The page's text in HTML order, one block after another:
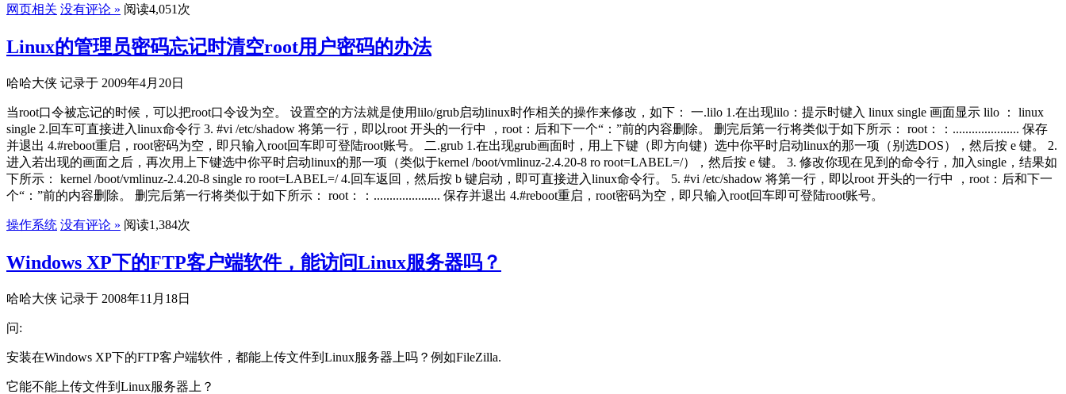
网页相关 没有评论 » 阅读4,051次
Linux的管理员密码忘记时清空root用户密码的办法
哈哈大侠 记录于 2009年4月20日
当root口令被忘记的时候，可以把root口令设为空。 设置空的方法就是使用lilo/grub启动linux时作相关的操作来修改，如下： 一.lilo 1.在出现lilo：提示时键入 linux single 画面显示 lilo ： linux
single 2.回车可直接进入linux命令行 3. #vi /etc/shadow 将第一行，即以root 开头的一行中 ，root：后和下一个“：”前的内容删除。 删完后第一行将类似于如下所示： root：：..................... 保存
并退出 4.#reboot重启，root密码为空，即只输入root回车即可登陆root账号。 二.grub 1.在出现grub画面时，用上下键（即方向键）选中你平时启动linux的那一项（别选DOS），然后按 e 键。 2.
进入若出现的画面之后，再次用上下键选中你平时启动linux的那一项（类似于kernel /boot/vmlinuz-2.4.20-8 ro root=LABEL=/），然后按 e 键。 3. 修改你现在见到的命令行，加入single，结果如
下所示： kernel /boot/vmlinuz-2.4.20-8 single ro root=LABEL=/ 4.回车返回，然后按 b 键启动，即可直接进入linux命令行。 5. #vi /etc/shadow 将第一行，即以root 开头的一行中 ，root：后和下一
个“：”前的内容删除。 删完后第一行将类似于如下所示： root：：..................... 保存并退出 4.#reboot重启，root密码为空，即只输入root回车即可登陆root账号。
操作系统 没有评论 » 阅读1,384次
Windows XP下的FTP客户端软件，能访问Linux服务器吗？
哈哈大侠 记录于 2008年11月18日
问:
安装在Windows XP下的FTP客户端软件，都能上传文件到Linux服务器上吗？例如FileZilla.
它能不能上传文件到Linux服务器上？